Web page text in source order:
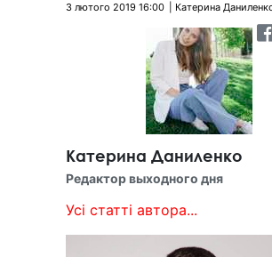
3 лютого 2019 16:00 Катерина
Катерина Даниленко
Редактор выходного дня
Усі статті автора...